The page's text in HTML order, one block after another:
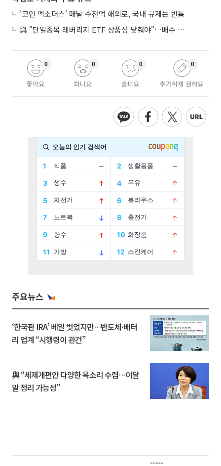
'코인 엑소더스' 매달 수천억 해외로, 국내 규제는 빈틈
與 "단일종목 레버리지 ETF 상품성 낮춰야"…배수 조정안도 거론
좋아요
0
화나요
0
슬퍼요
0
추가취재 원해요
0
주요뉴스
‘한국판 IRA’ 베일 벗었지만…반도체·배터
리 업계 “시행령이 관건”
與 “세제개편안 다양한 목소리 수렴…이달
말 정리 가능성”